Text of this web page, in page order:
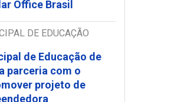
Office Brasil
DE EDUCAÇÃO
de Educação de
parceria com o
projeto de